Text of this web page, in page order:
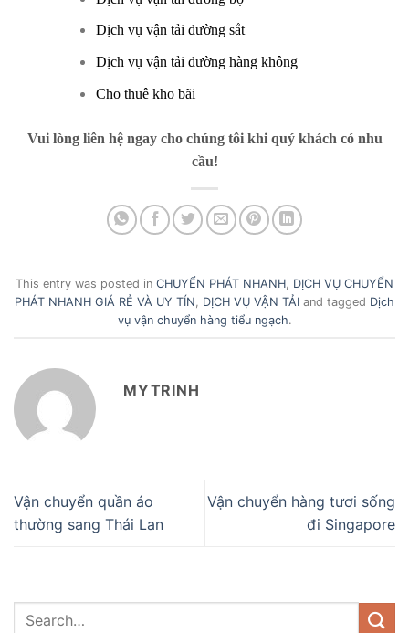
Dịch vụ vận tải đường sắt
Dịch vụ vận tải đường hàng không
Cho thuê kho bãi
Vui lòng liên hệ ngay cho chúng tôi khi quý khách có nhu
cầu!
This entry was posted in CHUYỂN PHÁT NHANH, DỊCH VỤ CHUYỂN
PHÁT NHANH GIÁ RẺ VÀ UY TÍN, DỊCH VỤ VẬN TẢI and tagged Dịch
vụ vận chuyển hàng tiểu ngạch.
MYTRINH
Vận chuyển quần áo
thường sang Thái Lan
Vận chuyển hàng tươi sống
đi Singapore